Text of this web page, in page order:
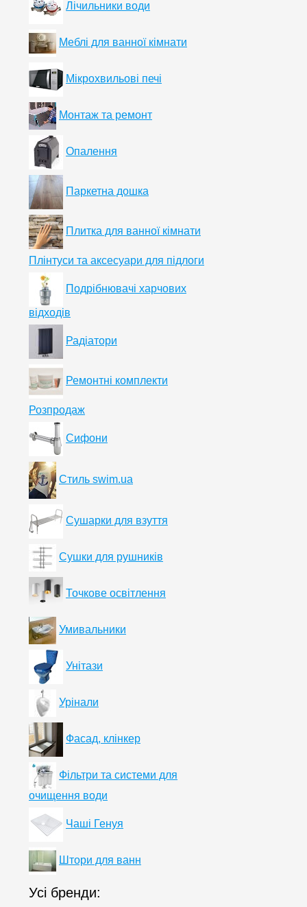
Лічильники води
Меблі для ванної кімнати
Мікрохвильові печі
Монтаж та ремонт
Опалення
Паркетна дошка
Плитка для ванної кімнати
Плінтуси та аксесуари для підлоги
Подрібнювачі харчових
відходів
Радіатори
Ремонтні комплекти
Розпродаж
Сифони
Стиль swim.ua
Сушарки для взуття
Сушки для рушників
Точкове освітлення
Умивальники
Унітази
Урінали
Фасад, клінкер
Фільтри та системи для
очищення води
Чаші Генуя
Штори для ванн
Усі бренди: